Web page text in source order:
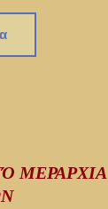
ΜΕΡΑΡΧΙΑ